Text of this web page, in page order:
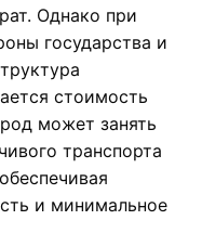
Однако при
государства и
стоимость
может занять
транспорта
и минимальное